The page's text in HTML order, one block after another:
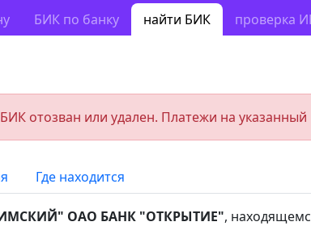
БИК по банку найти БИК проверка
отозван или удален. Платежи на
Где находится
ОАО БАНК "ОТКРЫТИЕ",